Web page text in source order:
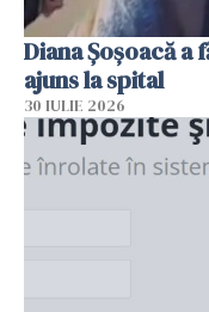
Diana Șoșoacă
ajuns la spital
30 IULIE 2026